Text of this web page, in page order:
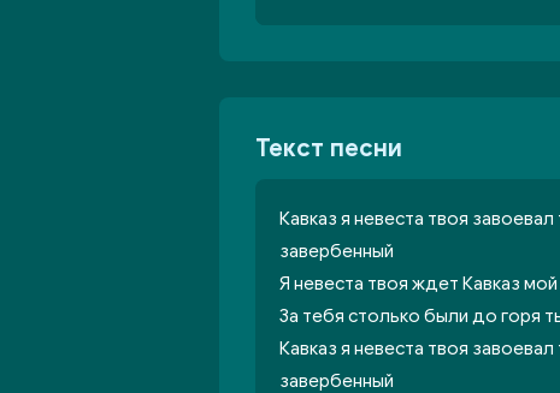
Текст песни
Кавказ я невеста твоя
завербенный
Я невеста твоя ждет Кавказ
За тебя столько были до горя
Кавказ я невеста твоя
завербенный